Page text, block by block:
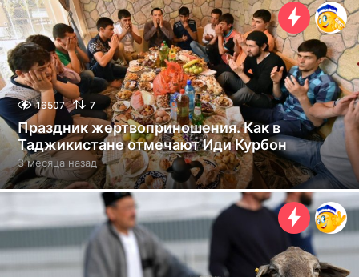
16507 7
Праздник жертвоприношения. Как в
Таджикистане отмечают Иди Курбон
3 месяца назад3
м
е
с
я
ц
а
н